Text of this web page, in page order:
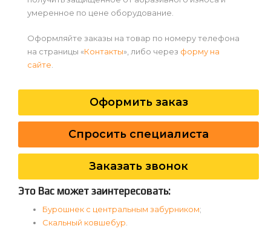
умеренное по цене оборудование.
Оформляйте заказы на товар по номеру телефона
на страницы «Контакты», либо через форму на
сайте
Оформить заказ
Спросить специалиста
Заказать звонок
Это Вас может заинтересовать:
Бурошнек с центральным забурником;
Скальный ковшебур